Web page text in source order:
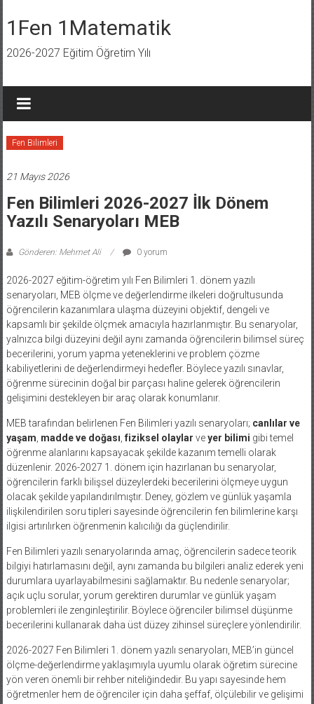
geç
1Fen 1Matematik
2026-2027 Eğitim Öğretim Yılı
Fen Bilimleri
21 Mayıs 2026
Fen Bilimleri 2026-2027 İlk Dönem
Yazılı Senaryoları MEB
Gönderen: Mehmet Ali 0 yorum
2026-2027 eğitim-öğretim yılı Fen Bilimleri 1. dönem yazılı
senaryoları, MEB ölçme ve değerlendirme ilkeleri doğrultusunda
öğrencilerin kazanımlara ulaşma düzeyini objektif, dengeli ve
kapsamlı bir şekilde ölçmek amacıyla hazırlanmıştır. Bu senaryolar,
yalnızca bilgi düzeyini değil aynı zamanda öğrencilerin bilimsel süreç
becerilerini, yorum yapma yeteneklerini ve problem çözme
kabiliyetlerini de değerlendirmeyi hedefler. Böylece yazılı sınavlar,
öğrenme sürecinin doğal bir parçası haline gelerek öğrencilerin
gelişimini destekleyen bir araç olarak konumlanır.
MEB tarafından belirlenen Fen Bilimleri yazılı senaryoları; canlılar ve
yaşam madde ve doğası fiziksel olaylar veyer bilimi gibi temel
öğrenme alanlarını kapsayacak şekilde kazanım temelli olarak
düzenlenir. 2026-2027 1. dönem için hazırlanan bu senaryolar,
öğrencilerin farklı bilişsel düzeylerdeki becerilerini ölçmeye uygun
olacak şekilde yapılandırılmıştır. Deney, gözlem ve günlük yaşamla
ilişkilendirilen soru tipleri sayesinde öğrencilerin fen bilimlerine karşı
ilgisi artırılırken öğrenmenin kalıcılığı da güçlendirilir.
Fen Bilimleri yazılı senaryolarında amaç, öğrencilerin sadece teorik
bilgiyi hatırlamasını değil, aynı zamanda bu bilgileri analiz ederek yeni
durumlara uyarlayabilmesini sağlamaktır. Bu nedenle senaryolar;
açık uçlu sorular, yorum gerektiren durumlar ve günlük yaşam
problemleri ile zenginleştirilir. Böylece öğrenciler bilimsel düşünme
becerilerini kullanarak daha üst düzey zihinsel süreçlere yönlendirilir.
2026-2027 Fen Bilimleri 1. dönem yazılı senaryoları, MEB’in güncel
ölçme-değerlendirme yaklaşımıyla uyumlu olarak öğretim sürecine
yön veren önemli bir rehber niteliğindedir. Bu yapı sayesinde hem
öğretmenler hem de öğrenciler için daha şeffaf, ölçülebilir ve gelişimi